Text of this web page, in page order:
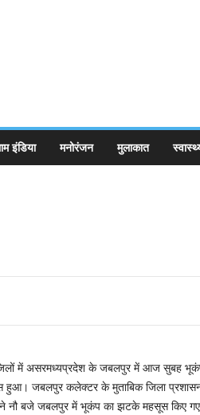
इंडिया मनोरंजन मुलाकात
में असरमध्यप्रदेश के जबलपुर में आज सुबह
जबलपुर कलेक्टर के मुताबिक जिला
नौ बजे जबलपुर में भूकंप का झटके महसूस किए